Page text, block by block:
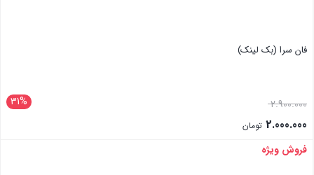
فان سرا (بک لینک)
31% 2.900.000
2.000.000 تومان
بستن
فروش ویژه